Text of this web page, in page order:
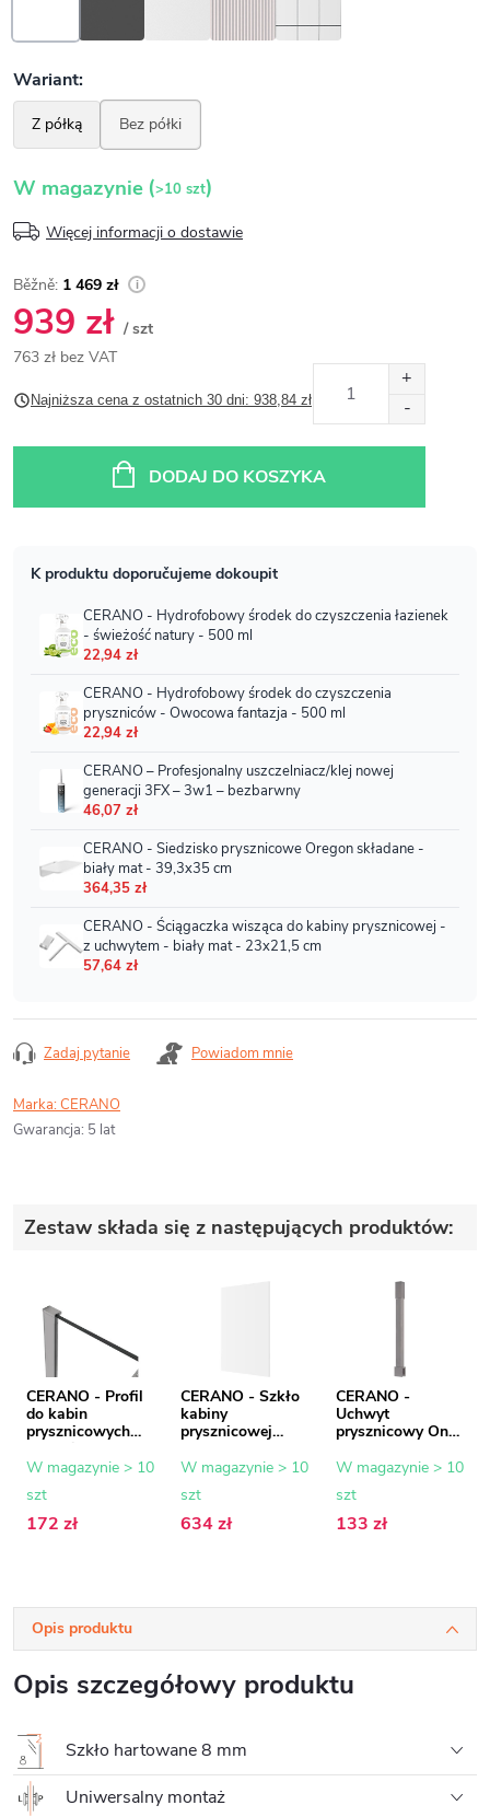
W magazynie (>10 szt)
Więcej informacji o dostawie
1 469 zł
939 zł / szt
763 zł bez VAT
jednostkowa:
Najniższa cena z ostatnich 30 dni: 938,84 zł
DODAJ DO KOSZYKA
Zadaj pytanie Powiadom mnie
Marka:CERANO
Gwarancja: 5 lat
Zestaw składa się z następujących produktów:
CERANO - Profil
do kabin
prysznicowych
mm - chrom - 15
W magazynie > 10
szt
172 zł
CERANO - Szkło
kabiny
prysznicowej
szkło
100x200 cm
W magazynie > 10
szt
634 zł
CERANO -
Uchwyt
prysznicowy Onyx
pionowy do sufitu
W magazynie > 10
szt
133 zł
Opis produktu
Opis szczegółowy produktu
Szkło hartowane 8 mm
Uniwersalny montaż